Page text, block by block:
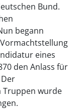
Bund.
begann
eines
den Anlass für
Truppen wurde